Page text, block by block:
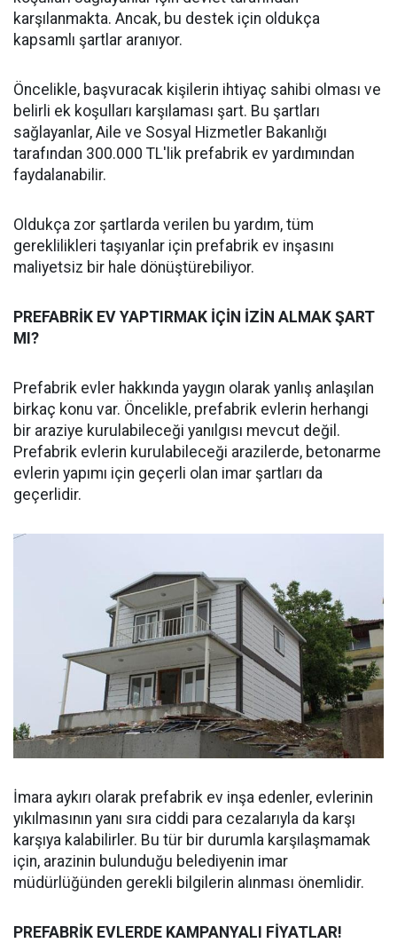
karşılanmakta. Ancak, bu destek için oldukça
kapsamlı şartlar aranıyor.
Öncelikle, başvuracak kişilerin ihtiyaç sahibi olması ve
belirli ek koşulları karşılaması şart. Bu şartları
sağlayanlar, Aile ve Sosyal Hizmetler Bakanlığı
tarafından 300.000 TL'lik prefabrik ev yardımından
faydalanabilir.
Oldukça zor şartlarda verilen bu yardım, tüm
gereklilikleri taşıyanlar için prefabrik ev inşasını
maliyetsiz bir hale dönüştürebiliyor.
PREFABRİK EV YAPTIRMAK İÇİN İZİN ALMAK ŞART
MI?
Prefabrik evler hakkında yaygın olarak yanlış anlaşılan
birkaç konu var. Öncelikle, prefabrik evlerin herhangi
bir araziye kurulabileceği yanılgısı mevcut değil.
Prefabrik evlerin kurulabileceği arazilerde, betonarme
evlerin yapımı için geçerli olan imar şartları da
geçerlidir.
İmara aykırı olarak prefabrik ev inşa edenler, evlerinin
yıkılmasının yanı sıra ciddi para cezalarıyla da karşı
karşıya kalabilirler. Bu tür bir durumla karşılaşmamak
için, arazinin bulunduğu belediyenin imar
müdürlüğünden gerekli bilgilerin alınması önemlidir.
PREFABRİK EVLERDE KAMPANYALI FİYATLAR!